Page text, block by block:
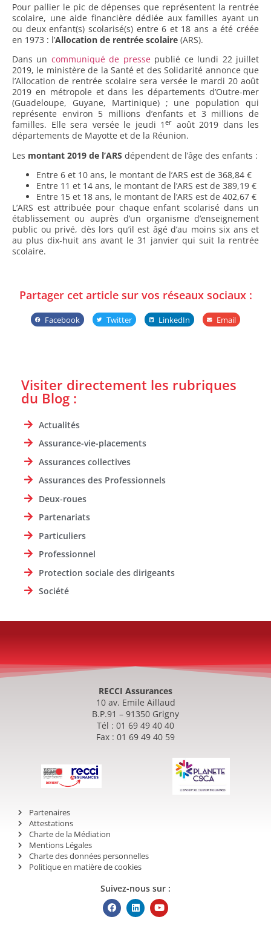
Pour pallier le pic de dépenses que représentent la rentrée
scolaire, une aide financière dédiée aux familles ayant un
ou deux enfant(s) scolarisé(s) entre 6 et 18 ans a été créée
en 1973 : l’Allocation de rentrée scolaire (ARS).
Dans un communiqué de pressepublié ce lundi 22 juillet
2019, le ministère de la Santé et des Solidarité annonce que
l’Allocation de rentrée scolaire sera versée le mardi 20 août
2019 en métropole et dans les départements d’Outre-mer
(Guadeloupe, Guyane, Martinique) ; une population qui
représente environ 5 millions d’enfants et 3 millions de
familles. Elle sera versée le jeudi 1 er août 2019 dans les
départements de Mayotte et de la Réunion.
Les montant 2019 de l’ARS dépendent de l’âge des enfants :
Entre 6 et 10 ans, le montant de l’ARS est de 368,84 €
Entre 11 et 14 ans, le montant de l’ARS est de 389,19 €
Entre 15 et 18 ans, le montant de l’ARS est de 402,67 €
L’ARS est attribuée pour chaque enfant scolarisé dans un
établissement ou auprès d’un organisme d’enseignement
public ou privé, dès lors qu’il est âgé d’au moins six ans et
au plus dix-huit ans avant le 31 janvier qui suit la rentrée
scolaire.
Partager cet article sur vos réseaux sociaux :
Facebook Twitter LinkedIn Email
Visiter directement les rubriques
du Blog :
Actualités
Assurance-vie-placements
Assurances collectives
Assurances des Professionnels
Deux-roues
Partenariats
Particuliers
Professionnel
Protection sociale des dirigeants
Société
RECCI Assurances
10 av. Emile Aillaud
B.P.91 – 91350 Grigny
Tél : 01 69 49 40 40
Fax : 01 69 49 40 59
Partenaires
Attestations
Charte de la Médiation
Mentions Légales
Charte des données personnelles
Politique en matière de cookies
Suivez-nous sur :